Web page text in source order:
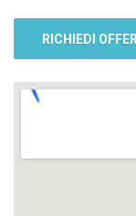
RICHIEDI